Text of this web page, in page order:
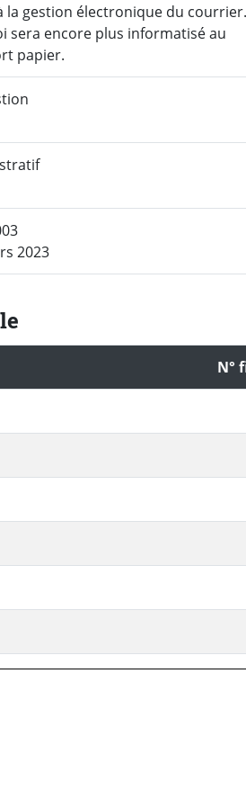
la gestion électronique du
sera encore plus informatisé au
papier.
2023
N°